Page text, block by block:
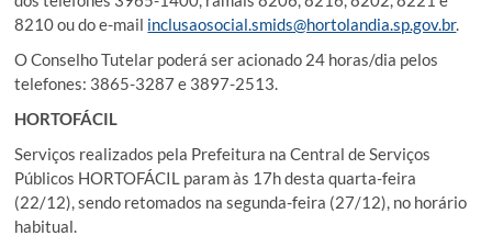
8210 ou do e-mail inclusaosocial.smids@hortolandia.sp.gov.br.
O Conselho Tutelar poderá ser acionado 24 horas/dia pelos
telefones: 3865-3287 e 3897-2513.
HORTOFÁCIL
Serviços realizados pela Prefeitura na Central de Serviços
Públicos HORTOFÁCIL param às 17h desta quarta-feira
(22/12), sendo retomados na segunda-feira (27/12), no horário
habitual.